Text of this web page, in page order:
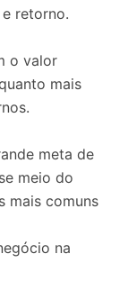
retorno.
o valor
mais
meta de
meio do
mais comuns
na